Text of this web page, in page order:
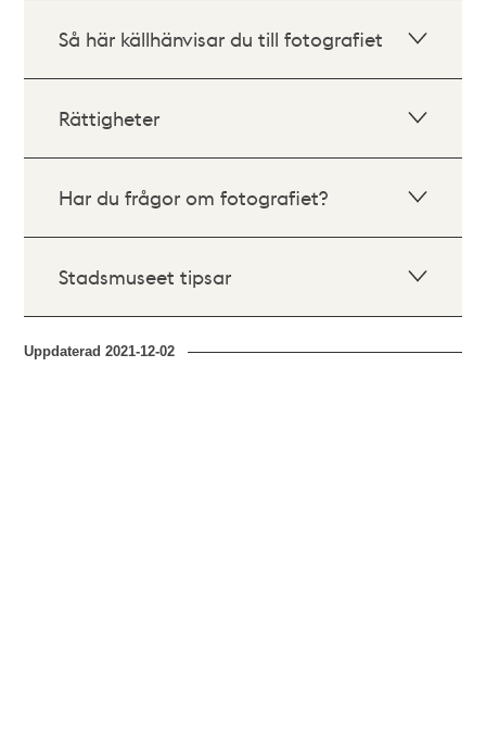
Så här källhänvisar du till fotografiet
Rättigheter
Har du frågor om fotografiet?
Stadsmuseet tipsar
Uppdaterad2021-12-02